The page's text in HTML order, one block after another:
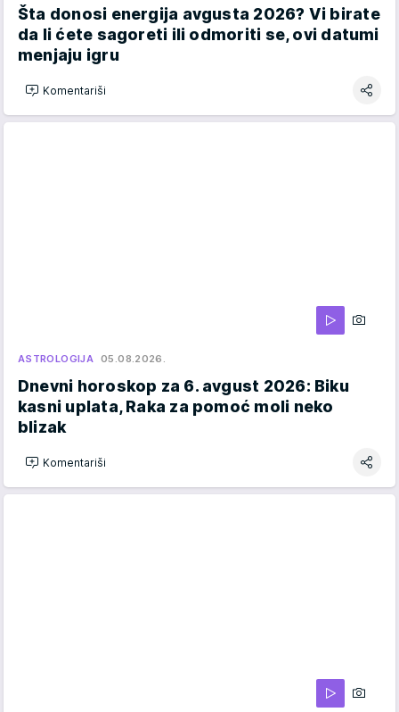
Šta donosi energija avgusta 2026? Vi birate
da li ćete sagoreti ili odmoriti se, ovi datumi
menjaju igru
Komentariši
ASTROLOGIJA 05.08.2026.
Dnevni horoskop za 6. avgust 2026: Biku
kasni uplata, Raka za pomoć moli neko
blizak
Komentariši